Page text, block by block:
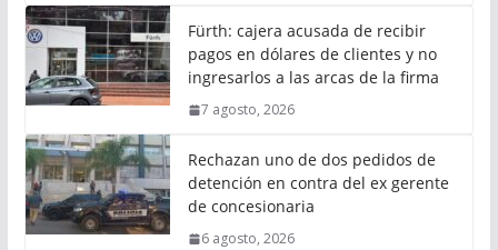
Fürth: cajera acusada de recibir
pagos en dólares de clientes y no
ingresarlos a las arcas de la firma
7 agosto, 2026
Rechazan uno de dos pedidos de
detención en contra del ex gerente
de concesionaria
6 agosto, 2026